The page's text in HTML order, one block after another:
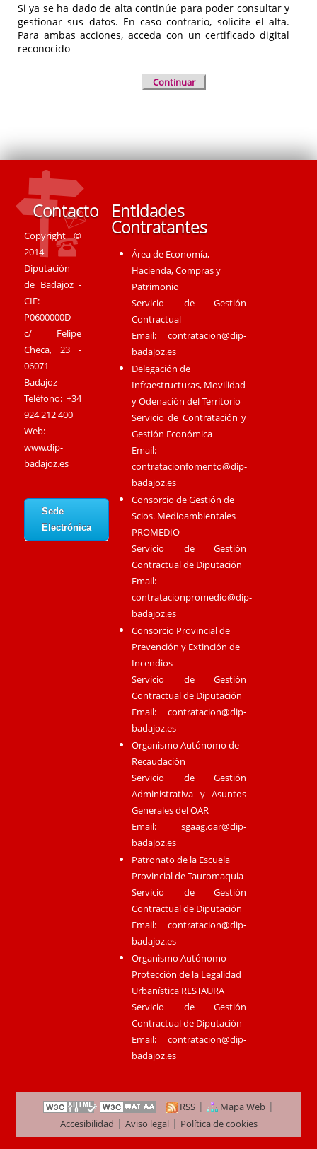
Si ya se ha dado de alta continúe para poder consultar y
gestionar sus datos. En caso contrario, solicite el alta.
Para ambas acciones, acceda con un certificado digital
reconocido
Continuar
Contacto
Copyright ©
2014
Diputación
de Badajoz -
CIF:
P0600000D
c/ Felipe
Checa, 23 -
06071
Badajoz
Teléfono: +34
924 212 400
Web:
www.dip-
badajoz.es
Sede
Electrónica
Entidades
Contratantes
Área de Economía,
Hacienda, Compras y
Patrimonio
Servicio de Gestión
Contractual
Email:contratacion@dip-
badajoz.es
Delegación de
Infraestructuras, Movilidad
y Odenación del Territorio
Servicio de Contratación y
Gestión Económica
Email:
contratacionfomento@dip-
badajoz.es
Consorcio de Gestión de
Scios. Medioambientales
PROMEDIO
Servicio de Gestión
Contractual de Diputación
Email:
contratacionpromedio@dip-
badajoz.es
Consorcio Provincial de
Prevención y Extinción de
Incendios
Servicio de Gestión
Contractual de Diputación
Email:contratacion@dip-
badajoz.es
Organismo Autónomo de
Recaudación
Servicio de Gestión
Administrativa y Asuntos
Generales del OAR
Email:sgaag.oar@dip-
badajoz.es
Patronato de la Escuela
Provincial de Tauromaquia
Servicio de Gestión
Contractual de Diputación
Email:contratacion@dip-
badajoz.es
Organismo Autónomo
Protección de la Legalidad
Urbanística RESTAURA
Servicio de Gestión
Contractual de Diputación
Email:contratacion@dip-
badajoz.es
RSS | Mapa Web |
Accesibilidad | Aviso legal| Política de cookies